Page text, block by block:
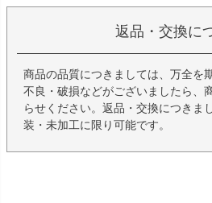
返品・交換に
商品の品質につきましては、万全を
不良・破損などがございましたら、
らせください。返品・交換につきま
装・未加工に限り可能です。